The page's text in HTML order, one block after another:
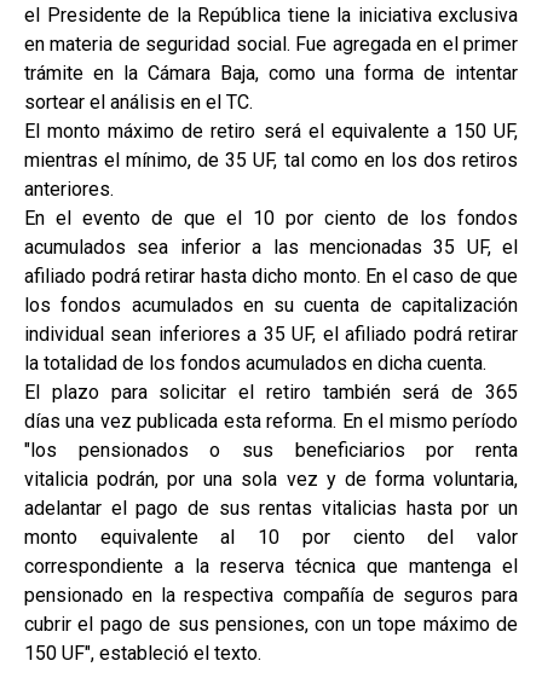
el Presidente de la República tiene la iniciativa exclusiva
en materia de seguridad social. Fue agregada en el primer
trámite en la Cámara Baja, como una forma de intentar
sortear el análisis en el TC.
El monto máximo de retiro será el equivalente a 150 UF,
mientras el mínimo, de 35 UF, tal como en los dos retiros
anteriores.
En el evento de que el 10 por ciento de los fondos
acumulados sea inferior a las mencionadas 35 UF, el
afiliado podrá retirar hasta dicho monto. En el caso de que
los fondos acumulados en su cuenta de capitalización
individual sean inferiores a 35 UF, el afiliado podrá retirar
la totalidad de los fondos acumulados en dicha cuenta.
El plazo para solicitar el retiro también será de 365
días una vez publicada esta reforma. En el mismo período
"los pensionados o sus beneficiarios por renta
vitalicia podrán, por una sola vez y de forma voluntaria,
adelantar el pago de sus rentas vitalicias hasta por un
monto equivalente al 10 por ciento del valor
correspondiente a la reserva técnica que mantenga el
pensionado en la respectiva compañía de seguros para
cubrir el pago de sus pensiones, con un tope máximo de
150 UF", estableció el texto.